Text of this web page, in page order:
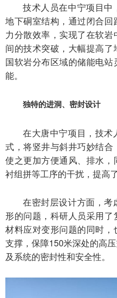
技术人员在中宁项目
地下硐室结构，通过闭合
力分散效率，实现了在软
间的技术突破，大幅提高
国软岩分布区域的储能电
能。
独特的进洞、密封设计
在大唐中宁项目，技
式，将竖井与斜井巧妙结合
使之更加方便通风、排水
衬组拼等工序的干扰，提高
在密封层设计方面，
形的问题，科研人员采用
材料应对变形问题的同时
支撑，保障150米深处的高
及系统的密封性和安全性。